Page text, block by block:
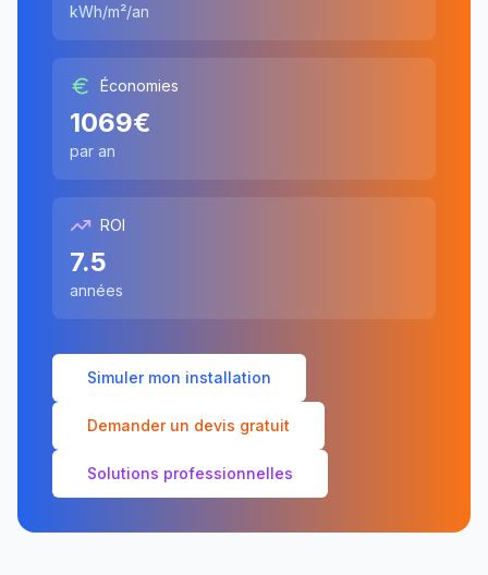
kWh/m²/an
Économies
1069€
par an
ROI
7.5
années
Simuler mon installation
Demander un devis gratuit
Solutions professionnelles